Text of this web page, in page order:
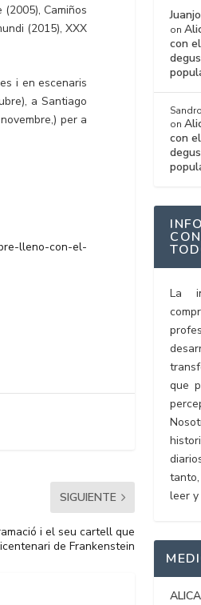
Camiños
(2015), XXX
i en escenaris
a Santiago
per a
lleno-con-el-
SIGUIENTE
i el seu cartell que
de Frankenstein
on
con
Sandro
on
con
La
que
leer y